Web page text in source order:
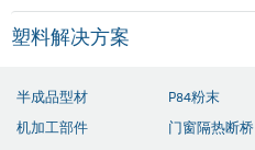
塑料解决方案
半成品型材
机加工部件
P84粉末
门窗隔热断桥